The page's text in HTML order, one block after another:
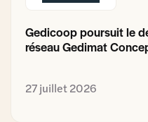
Gedicoop poursuit le
réseau Gedimat
27 juillet 2026